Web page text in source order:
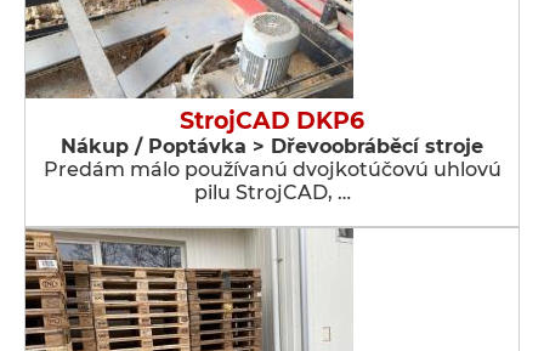
StrojCAD DKP6
Nákup / Poptávka > Dřevoobráběcí stroje
Predám málo používanú dvojkotúčovú uhlovú
pilu StrojCAD, …